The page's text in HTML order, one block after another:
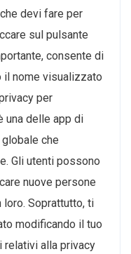
devi fare per
sul pulsante
consente di
il nome visualizzato
per
una delle app di
che
Gli utenti possono
nuove persone
Soprattutto, ti
modificando il tuo
alla privacy